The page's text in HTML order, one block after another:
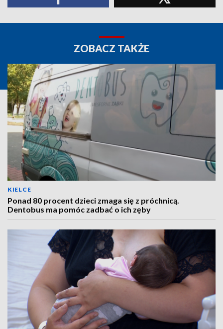
ZOBACZ TAKŻE
KIELCE
Ponad 80 procent dzieci zmaga się z próchnicą.
Dentobus ma pomóc zadbać o ich zęby